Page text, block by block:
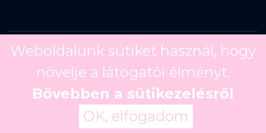
Copyright © 2026
Weboldalunk sütiket használ, hogy
növelje a látogatói élményt.
Bővebben a sütikezelésről
OK, elfogadom